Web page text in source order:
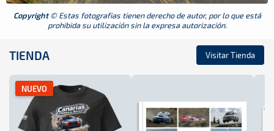
Copyright© Estas fotografias tienen derecho de autor, por lo que está
prohibida su utilización sin la expresa autorización.
TIENDA Visitar Tienda
NUEVO